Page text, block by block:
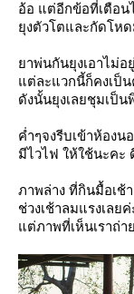
อ้อ แต่อีกข้อที่เตือน
งตัวโตและกัดโหด
าพ่นกันยุงเอาไม่อ
ต่ละแวกนี้ก็คงเป็น
ดังนั้นยุงเลยชุมเป็น
ค่ำๆจงรีบเข้าห้องน
มีไวไฟ ให้ใช้นะคะ
ภาพล่าง ที่กินมื้อเช้
ช่วงเช้าลมแรงเลย
ต่ภาพที่เห็นเราถ่า